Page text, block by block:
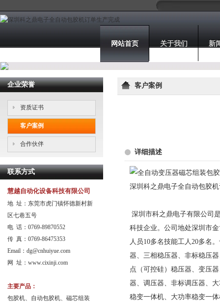
网站首页 关于我们 新
企业荣誉
资质证书
客户案例
合作伙伴
联系方式
慧越自动化设备科技有限公司
地 址：东莞市虎门镇怀德新村新
区七巷五号
电 话：0769-89870552
传 真：0769-86475353
Email： dg@cnhuiyue.com
网 址：www.cixinji.com
主要产品：
包胶机、自动包胶机、磁芯组装
客户案例
详细描述
深圳科之鼎电子全自动包胶
深圳市科之鼎电子有限公司
科技企业。公司地处深圳市
人员10多名技能工人20多名
器、三相稳压器、非标稳压
点（可控硅）稳压器、变压
器、调压器、非标调压器、
稳变一体机、大功率稳变一